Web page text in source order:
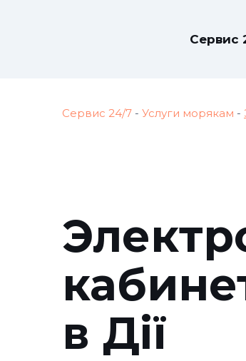
Сервис
Сервис 24/7 - Услуги морякам -
в Дії